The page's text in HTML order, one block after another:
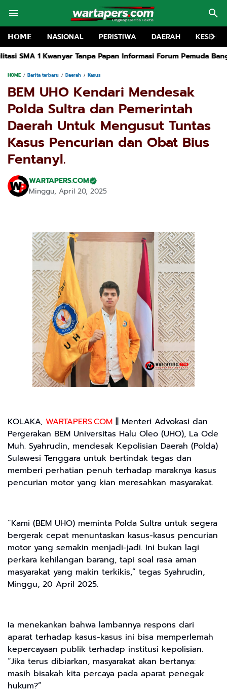
𝗛𝗢𝗠𝗘 NASIONAL PERISTIWA DAERAH
Papan Informasi Forum Pemuda Bangkalan Siap Lapokan
HOME Barita terbaru Daerah Kasus
BEM UHO Kendari Mendesak
Polda Sultra dan Pemerintah
Daerah Untuk Mengusut Tuntas
Kasus Pencurian dan Obat Bius
Fentanyl.
WARTAPERS.COM
Minggu, April 20, 2025
KOLAKA, WARTAPERS.COM || Menteri Advokasi dan
Pergerakan BEM Universitas Halu Oleo (UHO), La Ode
Muh. Syahrudin, mendesak Kepolisian Daerah (Polda)
Sulawesi Tenggara untuk bertindak tegas dan
memberi perhatian penuh terhadap maraknya kasus
pencurian motor yang kian meresahkan masyarakat.
“Kami (BEM UHO) meminta Polda Sultra untuk segera
bergerak cepat menuntaskan kasus-kasus pencurian
motor yang semakin menjadi-jadi. Ini bukan lagi
perkara kehilangan barang, tapi soal rasa aman
masyarakat yang makin terkikis,” tegas Syahrudin,
Minggu, 20 April 2025.
Ia menekankan bahwa lambannya respons dari
aparat terhadap kasus-kasus ini bisa memperlemah
kepercayaan publik terhadap institusi kepolisian.
“Jika terus dibiarkan, masyarakat akan bertanya:
masih bisakah kita percaya pada aparat penegak
hukum?”